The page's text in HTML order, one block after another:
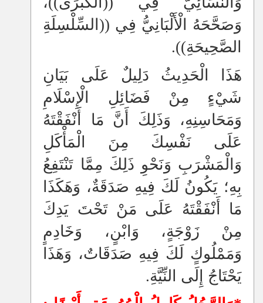
وَصَحَّحَهُ الْأَلْبَانِيُّ فِي ((السِّلْسِلَةِ
الصَّحِيحَةِ)).
هَذَا الْحَدِيثُ دَلِيلٌ عَلَى بَيَانِ
شَيْءٍ مِنْ فَضَائِلِ الْإِسْلَامِ
وَمَحَاسِنِهِ، وَذَلِكَ أَنَّ مَا أَنْفَقْتَهُ
عَلَى نَفْسِكَ مِنَ الْمَأْكَلِ
وَالْمَشْرَبِ وَنَحْوِ ذَلِكَ مِمَّا تَنْتَفِعُ
بِهِ؛ يَكُونُ لَكَ فِيهِ صَدَقَةٌ، وَهَكَذَا
مَا أَنْفَقْتَهُ عَلَى مَنْ تَحْتَ يَدِكَ
مِنْ زَوْجَةٍ، وَابْنٍ، وَخَادِمٍ
وَمَمْلُوكٍ لَكَ فِيهِ صَدَقَاتٌ، وَهَذَا
يَحْتَاجُ إِلَى النِّيَّةِ.